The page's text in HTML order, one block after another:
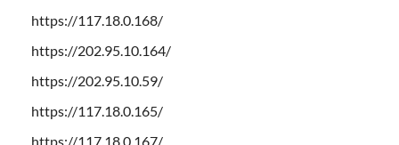
https://117.18.0.168/
https://202.95.10.164/
https://202.95.10.59/
https://117.18.0.165/
https://117.18.0.167/